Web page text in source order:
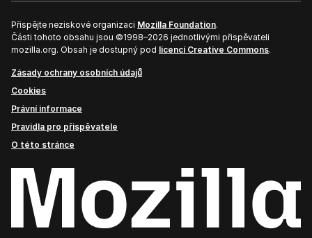
Přispějte neziskové organizaci Mozilla Foundation.
Části tohoto obsahu jsou ©1998–2026 jednotlivými přispěvateli
mozilla.org. Obsah je dostupný pod licencí Creative Commons.
Zásady ochrany osobních údajů
Cookies
Právní informace
Pravidla pro přispěvatele
O této stránce